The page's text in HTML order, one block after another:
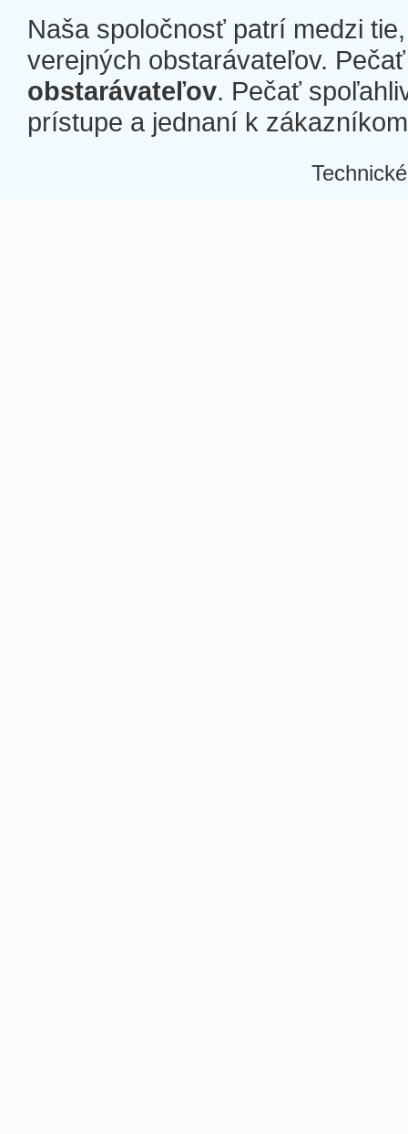
Naša spoločnosť patrí medzi
verejných obstarávateľov.
obstarávateľov. Pečať
prístupe a jednaní k